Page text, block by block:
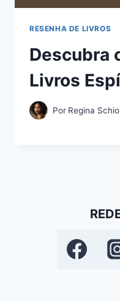
RESENHA DE LIVROS
Descubra
Livros
Por Regina Schio